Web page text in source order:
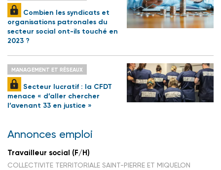
Combien les syndicats et
organisations patronales du
secteur social ont-ils touché en
2023 ?
MANAGEMENT ET RÉSEAUX
Secteur lucratif : la CFDT
menace « d’aller chercher
l’avenant 33 en justice »
Annonces emploi
Travailleur social (F/H)
COLLECTIVITE TERRITORIALE SAINT-PIERRE ET MIQUELON